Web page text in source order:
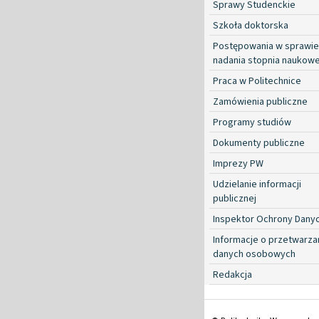
Sprawy Studenckie
Szkoła doktorska
Postępowania w sprawie
nadania stopnia
Praca w Politechnice
Zamówienia publiczne
Programy studiów
Dokumenty publiczne
Imprezy PW
Udzielanie informacji
publicznej
Inspektor Ochrony
Informacje o
danych osobowych
Redakcja